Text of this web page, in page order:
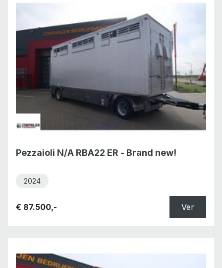
Pezzaioli N/A RBA22 ER - Brand new!
2024
€ 87.500,- Ver